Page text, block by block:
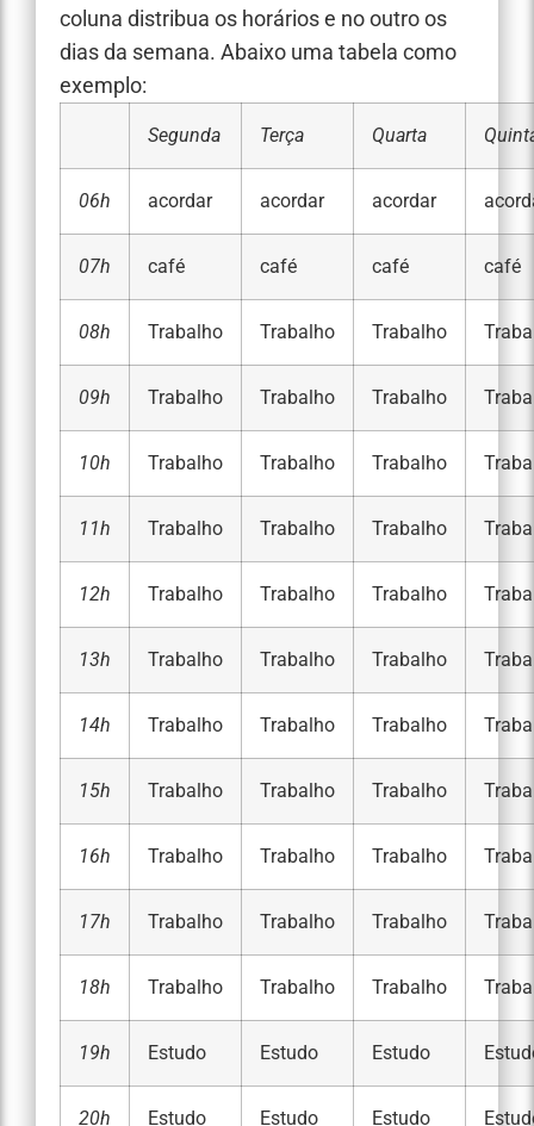
coluna distribua os horários e no outro os
dias da semana. Abaixo uma tabela como
exemplo:
Segunda Terça Quarta
06h acordar acordar acordar
07h café café café café
08h Trabalho Trabalho Trabalho
09h Trabalho Trabalho Trabalho
10h Trabalho Trabalho Trabalho
11h Trabalho Trabalho Trabalho
12h Trabalho Trabalho Trabalho
13h Trabalho Trabalho Trabalho
14h Trabalho Trabalho Trabalho
15h Trabalho Trabalho Trabalho
16h Trabalho Trabalho Trabalho
17h Trabalho Trabalho Trabalho
18h Trabalho Trabalho Trabalho
19h Estudo Estudo Estudo
20h Estudo Estudo Estudo